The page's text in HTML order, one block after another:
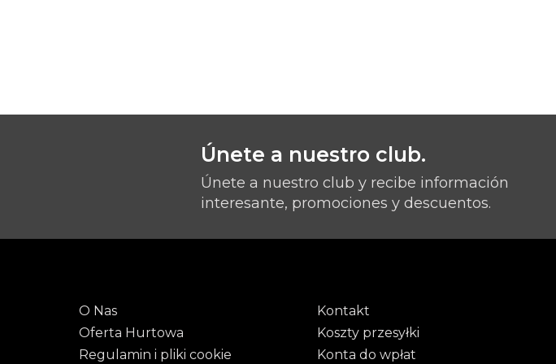
Únete a nuestro club.
Únete a nuestro club y recibe información
interesante, promociones y descuentos.
O Nas
Oferta Hurtowa
Regulamin i pliki cookie
Kontakt
Koszty przesyłki
Konta do wpłat